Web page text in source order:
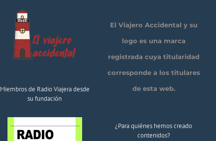
Miembros de Radio Viajera desde
su fundación
El Viajero Accidental y su
logo es una marca
registrada cuya titularidad
corresponde a los titulares
de esta web.
¿Para quiénes hemos creado
contenidos?